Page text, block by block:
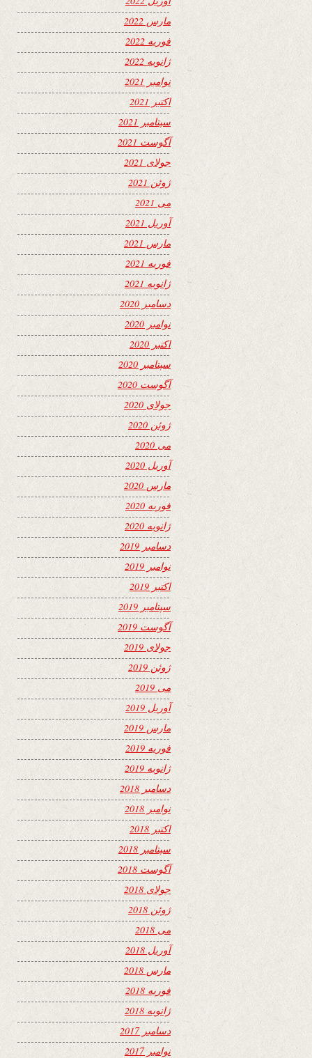
مارس 2022
فوریه 2022
ژانویه 2022
نوامبر 2021
اکتبر 2021
سپتامبر 2021
آگوست 2021
جولای 2021
ژوئن 2021
می 2021
آوریل 2021
مارس 2021
فوریه 2021
ژانویه 2021
دسامبر 2020
نوامبر 2020
اکتبر 2020
سپتامبر 2020
آگوست 2020
جولای 2020
ژوئن 2020
می 2020
آوریل 2020
مارس 2020
فوریه 2020
ژانویه 2020
دسامبر 2019
نوامبر 2019
اکتبر 2019
سپتامبر 2019
آگوست 2019
جولای 2019
ژوئن 2019
می 2019
آوریل 2019
مارس 2019
فوریه 2019
ژانویه 2019
دسامبر 2018
نوامبر 2018
اکتبر 2018
سپتامبر 2018
آگوست 2018
جولای 2018
ژوئن 2018
می 2018
آوریل 2018
مارس 2018
فوریه 2018
ژانویه 2018
دسامبر 2017
نوامبر 2017